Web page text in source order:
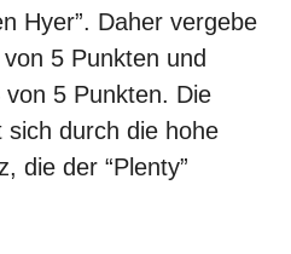
Hyer”. Daher vergebe
5 Punkten und
von 5 Punkten. Die
sich durch die hohe
die der “Plenty”